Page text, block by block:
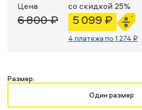
Цена
6 800 ₽
со скидкой 25%
5 099 ₽
4 платежа по 1 274 ₽
Размер:
Один размер